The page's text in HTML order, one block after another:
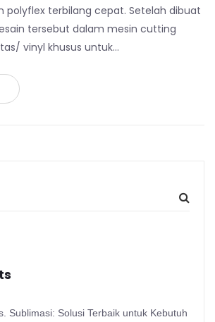
polyflex terbilang cepat. Setelah dibuat
tersebut dalam mesin cutting
vinyl khusus untuk…
Sublimasi: Solusi Terbaik untuk Kebutuh